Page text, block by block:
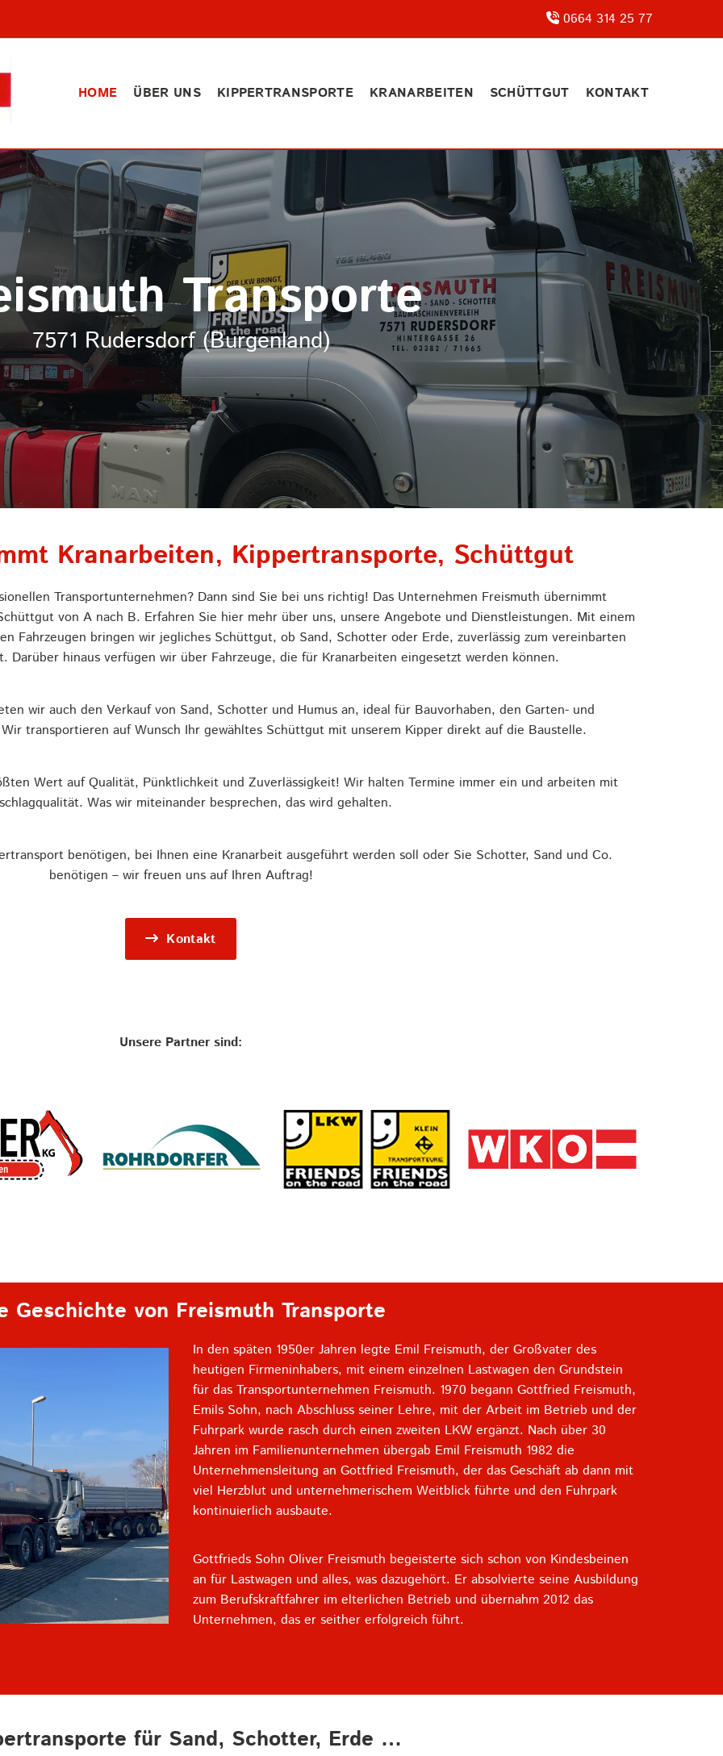
 0664 314 25 77
HOME ÜBER UNS KIPPERTRANSPORTE KRANARBEITEN SCHÜTTGUT KONTAKT
Transporte
7571 Rudersdorf (Burgenland)
Kranarbeiten, Kippertransporte, Schüttgut
Transportunternehmen? Dann sind Sie bei uns richtig! Das Unternehmen Freismuth übernimmt
von A nach B. Erfahren Sie hier mehr über uns, unsere Angebote und Dienstleistungen. Mit einem
Fahrzeugen bringen wir jegliches Schüttgut, ob Sand, Schotter oder Erde, zuverlässig zum vereinbarten
hinaus verfügen wir über Fahrzeuge, die für Kranarbeiten eingesetzt werden können.
wir auch den Verkauf von Sand, Schotter und Humus an, ideal für Bauvorhaben, den Garten- und
transportieren auf Wunsch Ihr gewähltes Schüttgut mit unserem Kipper direkt auf die Baustelle.
Wert auf Qualität, Pünktlichkeit und Zuverlässigkeit! Wir halten Termine immer ein und arbeiten mit
Was wir miteinander besprechen, das wird gehalten.
benötigen, bei Ihnen eine Kranarbeit ausgeführt werden soll oder Sie Schotter, Sand und Co.
benötigen – wir freuen uns auf Ihren Auftrag!
Kontakt
Unsere Partner sind:
Geschichte von Freismuth Transporte
In den späten 1950er Jahren legte Emil Freismuth, der Großvater des
heutigen Firmeninhabers, mit einem einzelnen Lastwagen den Grundstein
für das Transportunternehmen Freismuth. 1970 begann Gottfried Freismuth,
Emils Sohn, nach Abschluss seiner Lehre, mit der Arbeit im Betrieb und der
Fuhrpark wurde rasch durch einen zweiten LKW ergänzt. Nach über 30
Jahren im Familienunternehmen übergab Emil Freismuth 1982 die
Unternehmensleitung an Gottfried Freismuth, der das Geschäft ab dann mit
viel Herzblut und unternehmerischem Weitblick führte und den Fuhrpark
kontinuierlich ausbaute.
Gottfrieds Sohn Oliver Freismuth begeisterte sich schon von Kindesbeinen
an für Lastwagen und alles, was dazugehört. Er absolvierte seine Ausbildung
zum Berufskraftfahrer im elterlichen Betrieb und übernahm 2012 das
Unternehmen, das er seither erfolgreich führt.
für Sand, Schotter, Erde …